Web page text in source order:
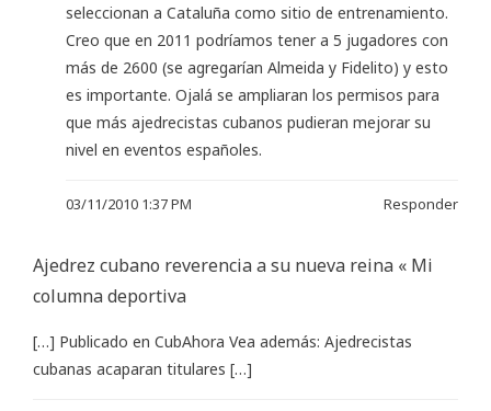
seleccionan a Cataluña como sitio de entrenamiento.
Creo que en 2011 podríamos tener a 5 jugadores con
más de 2600 (se agregarían Almeida y Fidelito) y esto
es importante. Ojalá se ampliaran los permisos para
que más ajedrecistas cubanos pudieran mejorar su
nivel en eventos españoles.
03/11/2010 1:37 PM Responder
Ajedrez cubano reverencia a su nueva reina « Mi
columna deportiva
[…] Publicado en CubAhora Vea además: Ajedrecistas
cubanas acaparan titulares […]